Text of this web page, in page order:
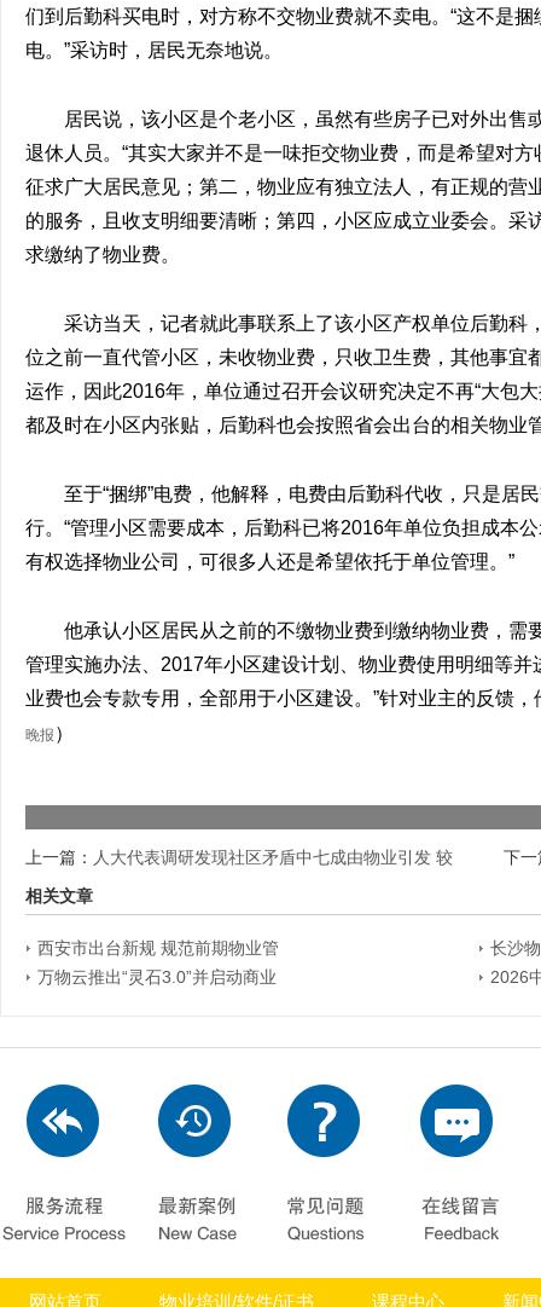
们到后勤科买电时，对方称不交物业费就不卖电。“这不是
电。”采访时，居民无奈地说。
居民说，该小区是个老小区，虽然有些房子已对外出
退休人员。“其实大家并不是一味拒交物业费，而是希望对
征求广大居民意见；第二，物业应有独立法人，有正规的营
的服务，且收支明细要清晰；第四，小区应成立业委会。采
求缴纳了物业费。
采访当天，记者就此事联系上了该小区产权单位后勤科
位之前一直代管小区，未收物业费，只收卫生费，其他事宜
运作，因此2016年，单位通过召开会议研究决定不再“大包
都及时在小区内张贴，后勤科也会按照省会出台的相关物业
至于“捆绑”电费，他解释，电费由后勤科代收，只是居
行。“管理小区需要成本，后勤科已将2016年单位负担成本
有权选择物业公司，可很多人还是希望依托于单位管理。”
他承认小区居民从之前的不缴物业费到缴纳物业费，需
管理实施办法、2017年小区建设计划、物业费使用明细等
业费也会专款专用，全部用于小区建设。”针对业主的反馈
晚报 ）
上一篇： 人大代表调研发现社区矛盾中七成由物业引发 较
下一
相关文章
西安市出台新规 规范前期物业管
长沙
万物云推出“灵石3.0”并启动商业
2026
网站首页 物业培训/软件/证书 课程中心 新